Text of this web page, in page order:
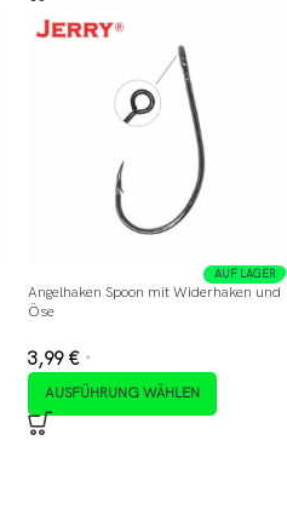
AUF LAGER
Angelhaken Spoon mit Widerhaken und
Öse
3,99 € *
AUSFÜHRUNG WÄHLEN